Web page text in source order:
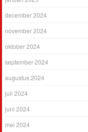
december 2024
november 2024
oktober 2024
september 2024
augustus 2024
juli 2024
juni 2024
mei 2024